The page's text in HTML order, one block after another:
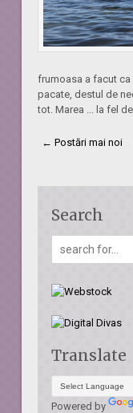
frumoasa a facut ca
pacate, destul de
tot. Marea ... la fel de
← Postări mai noi
Search
Translate
Powered by